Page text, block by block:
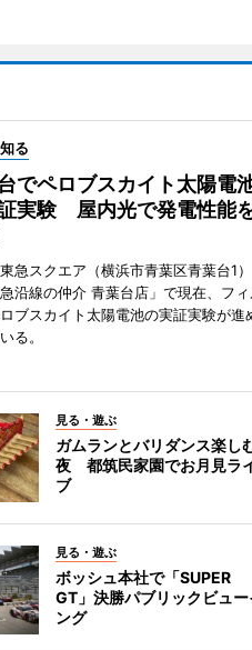
る
でペロブスカイト太陽電
実験 屋内光で発電性能
急スクエア（横浜市青葉区青葉台1
沿線の仲介 青葉台店」で現在、フ
ブスカイト太陽電池の実証実験が進
る。
見る・遊ぶ
ガムランとバリダンス楽し
夜 都筑民家園でお月見ラ
ブ
見る・遊ぶ
ボッシュ本社で「SUPER
GT」決勝パブリックビュー
ング